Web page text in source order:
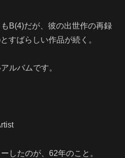
B(4)だが、彼の出世作の再録
すばらしい作品が続く。
ルバムです。
したのが、62年のこと。